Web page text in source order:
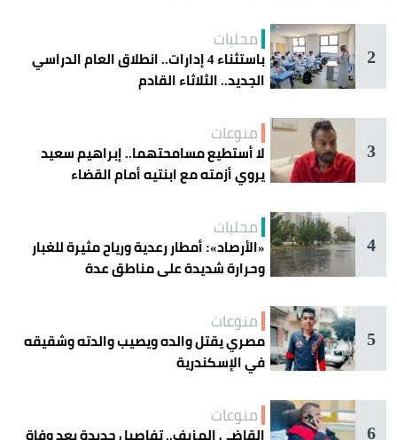
2
محليات
باستثناء 4 إدارات.. انطلاق العام الدراسي
الجديد.. الثلاثاء القادم
3
منوعات
لا أستطيع مسامحتهما.. إبراهيم سعيد
يروي أزمته مع ابنتيه أمام القضاء
4
محليات
«الأرصاد»: أمطار رعدية ورياح مثيرة للغبار
وحرارة شديدة على مناطق عدة
5
منوعات
مصري يقتل والده ويصيب والدته وشقيقه
في الإسكندرية
6
منوعات